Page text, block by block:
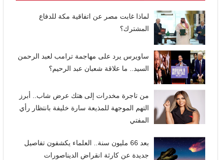
لماذا غابت مصر عن اتفاقية مكة للدفاع
المشترك؟
ساويرس يرد على مهاجمة ترامب لعبد الرحمن
السيد.. ما علاقة شعبان عبد الرحيم؟
من تاجرة مخدرات إلى هتك عرض شاب.. أبرز
التهم الموجهة للمذيعة سارة خليفة بانتظار رأي
المفتي
بعد 66 مليون سنة.. العلماء يكشفون تفاصيل
جديدة عن كارثة انقراض الديناصورات